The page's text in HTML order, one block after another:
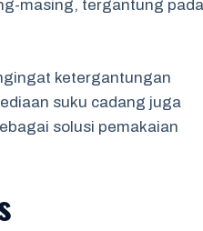
masing, tergantung pada
ketergantungan
suku cadang juga
solusi pemakaian